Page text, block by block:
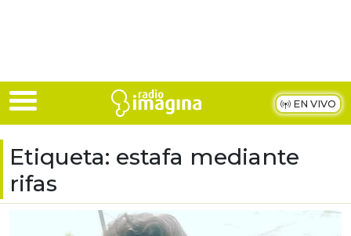
EN VIVO
Etiqueta: estafa mediante
rifas